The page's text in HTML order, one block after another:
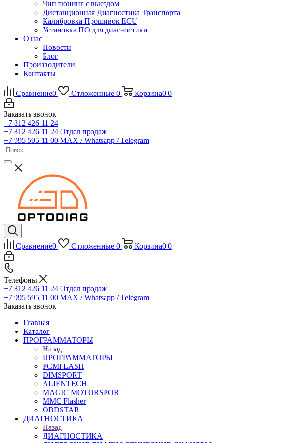
Чип тюнинг с выездом
Дистанционная Диагностика Транспорта
Калибровка Прошивок ECU
Установка ПО для диагностики
О нас
Новости
Блог
Производители
Контакты
Сравнение0 Отложенные 0 Корзина0 0
Заказать звонок
+7 812 426 11 24
+7 812 426 11 24 Отдел продаж
+7 995 595 11 00 MAX / Whatsapp / Telegram
Сравнение0 Отложенные 0 Корзина0 0
Телефоны
+7 812 426 11 24 Отдел продаж
+7 995 595 11 00 MAX / Whatsapp / Telegram
Заказать звонок
Главная
Каталог
ПРОГРАММАТОРЫ
Назад
ПРОГРАММАТОРЫ
PCMFLASH
DIMSPORT
ALIENTECH
MAGIC MOTORSPORT
MMC Flasher
OBDSTAR
ДИАГНОСТИКА
Назад
ДИАГНОСТИКА